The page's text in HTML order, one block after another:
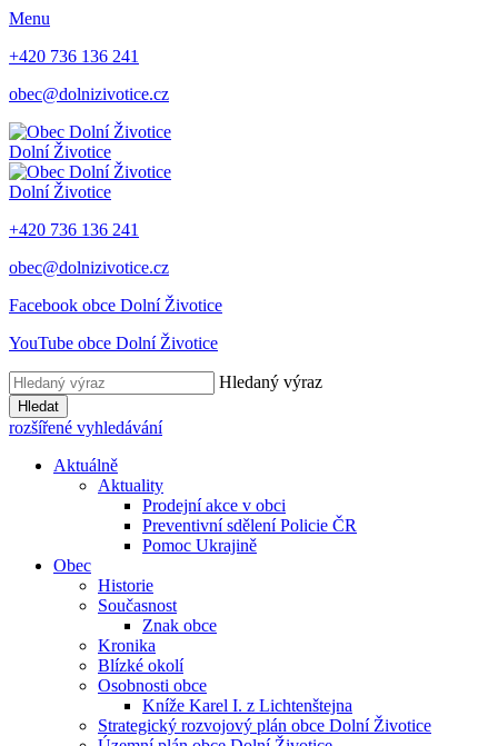
Menu
+420 736 136 241
obec@dolnizivotice.cz
Dolní Životice
Dolní Životice
+420 736 136 241
obec@dolnizivotice.cz
Facebook obce Dolní Životice
YouTube obce Dolní Životice
Hledaný výraz
Hledat
rozšířené vyhledávání
Aktuálně
Aktuality
Prodejní akce v obci
Preventivní sdělení Policie ČR
Pomoc Ukrajině
Obec
Historie
Současnost
Znak obce
Kronika
Blízké okolí
Osobnosti obce
Kníže Karel I. z Lichtenštejna
Strategický rozvojový plán obce Dolní Životice